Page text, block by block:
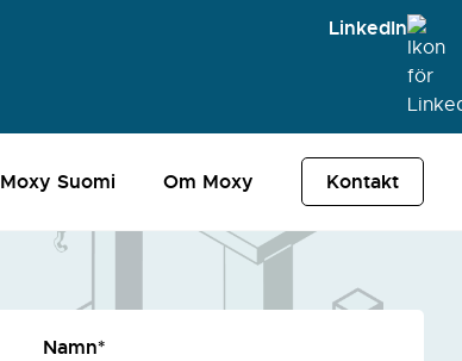
LinkedIn
Moxy Suomi Om Moxy Kontakt
Namn*